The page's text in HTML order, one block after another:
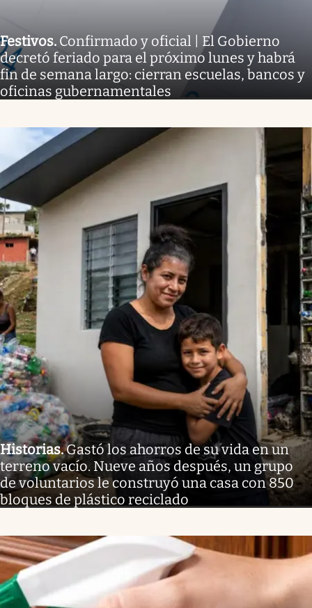
Festivos. Confirmado y oficial | El Gobierno
decretó feriado para el próximo lunes y habrá
fin de semana largo: cierran escuelas, bancos y
oficinas gubernamentales
Historias.Gastó los ahorros de su vida en un
terreno vacío. Nueve años después, un grupo
de voluntarios le construyó una casa con 850
bloques de plástico reciclado